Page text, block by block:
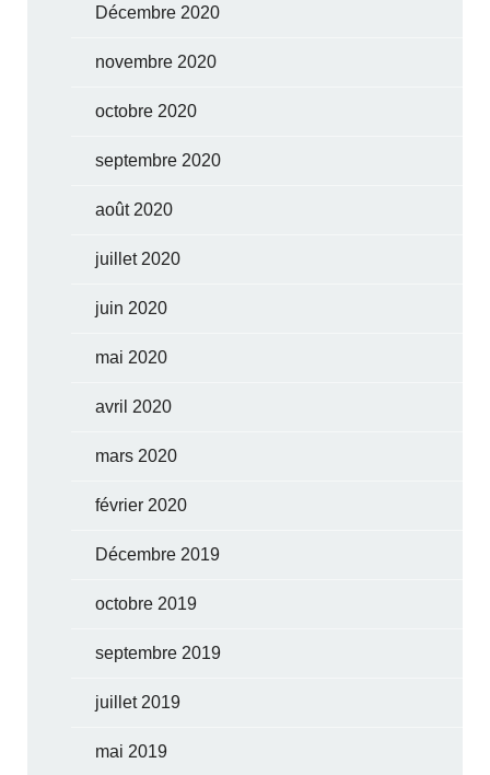
Décembre 2020
novembre 2020
octobre 2020
septembre 2020
août 2020
juillet 2020
juin 2020
mai 2020
avril 2020
mars 2020
février 2020
Décembre 2019
octobre 2019
septembre 2019
juillet 2019
mai 2019